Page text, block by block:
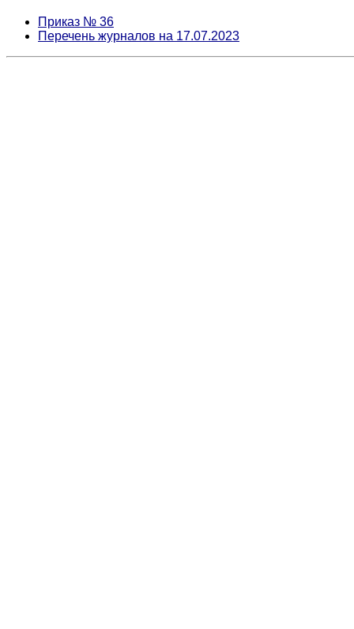
Приказ № 36
Перечень журналов на 17.07.2023